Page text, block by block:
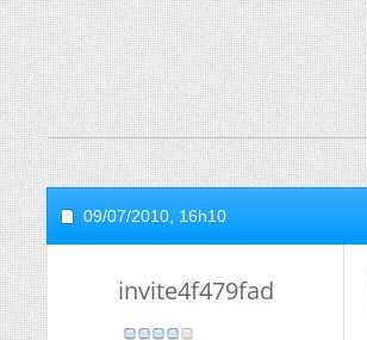
09/07/2010, 16h10
invite4f479fad